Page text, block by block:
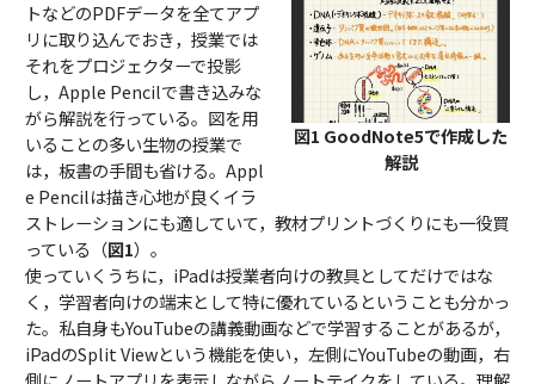
図1 GoodNote5で作成した
解説
トなどのPDFデータを全てアプ
リに取り込んでおき，授業では
それをプロジェクターで投影
し，Apple Pencilで書き込みな
がら解説を行っている。図を用
いることの多い生物の授業で
は，板書の手間も省ける。Appl
e Pencilは描き心地が良くイラ
ストレーションにも適していて，教材プリントづくりにも一役買
っている（図1）。
使っていくうちに，iPadは授業者向けの教具としてだけではな
く，学習者向けの端末として特に優れているということも分かっ
た。私自身もYouTubeの講義動画などで学習することがあるが，
iPadのSplit Viewという機能を使い，左側にYouTubeの動画，右